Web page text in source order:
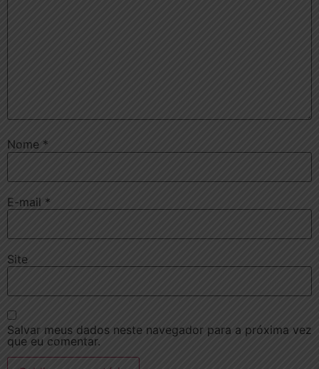
Nome *
E-mail *
Site
Salvar meus dados neste navegador para a próxima vez
que eu comentar.